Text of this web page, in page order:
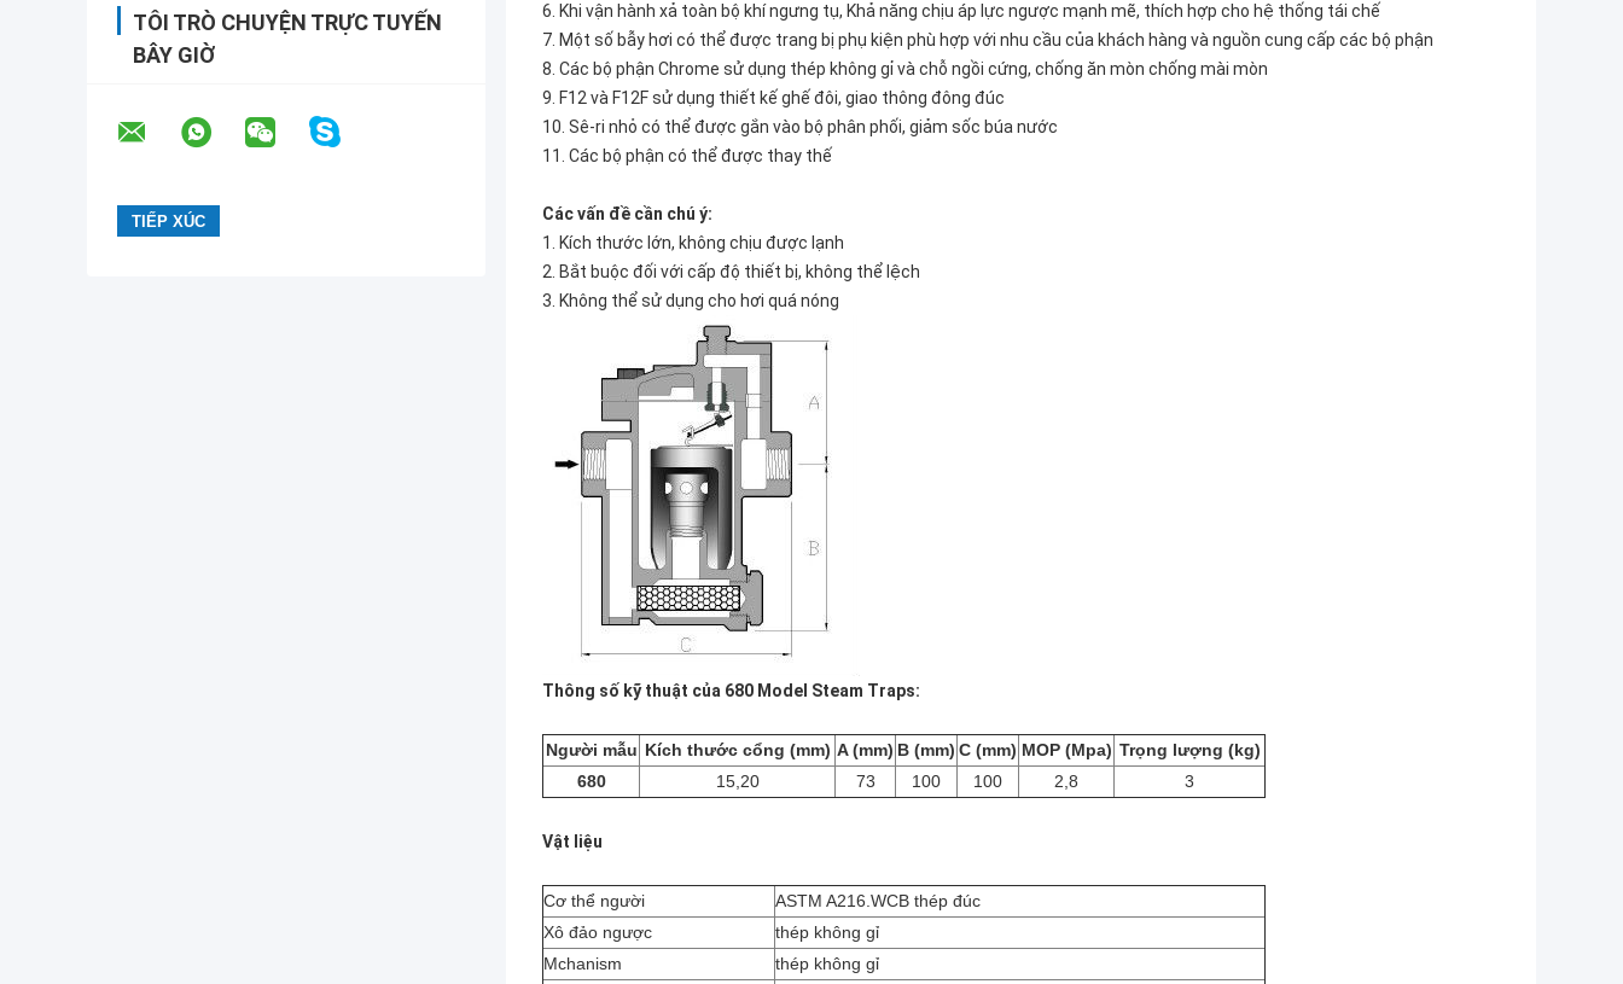
TÔI TRÒ CHUYỆN TRỰC TUYẾN
BÂY GIỜ
6. Khi vận hành xả toàn bộ khí ngưng tụ, Khả năng chịu áp lực ngược mạnh mẽ, thích hợp cho hệ thống tái chế
7. Một số bẫy hơi có thể được trang bị phụ kiện phù hợp với nhu cầu của khách hàng và nguồn cung cấp các bộ phận
8. Các bộ phận Chrome sử dụng thép không gỉ và chỗ ngồi cứng, chống ăn mòn chống mài mòn
9. F12 và F12F sử dụng thiết kế ghế đôi, giao thông đông đúc
10. Sê-ri nhỏ có thể được gắn vào bộ phân phối, giảm sốc búa nước
11. Các bộ phận có thể được thay thế
Các vấn đề cần chú ý:
1. Kích thước lớn, không chịu được lạnh
2. Bắt buộc đối với cấp độ thiết bị, không thể lệch
3. Không thể sử dụng cho hơi quá nóng
Thông số kỹ thuật của 680 Model Steam Traps:
Người mẫu Kích thước cổng (mm) A (mm) B (mm) C (mm) MOP (Mpa) Trọng lượng (kg)
680
15,20 73 100 100 2,8 3
Vật liệu
Cơ thể người
ASTM A216.WCB thép đúc
Xô đảo ngược
thép không gỉ
Mchanism
thép không gỉ